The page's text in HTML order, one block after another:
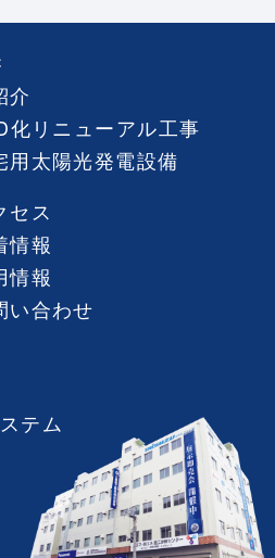
介
化リニューアル工事
用太陽光発電設備
セス
情報
情報
い合わせ
テム